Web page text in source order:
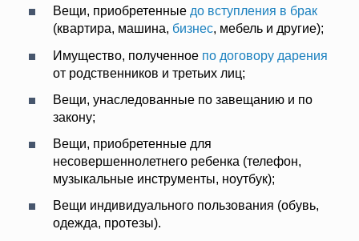
Вещи, приобретенные до вступления в брак
(квартира, машина, бизнес, мебель и другие);
Имущество, полученное по договору дарения
от родственников и третьих лиц;
Вещи, унаследованные по завещанию и по
закону;
Вещи, приобретенные для
несовершеннолетнего ребенка (телефон,
музыкальные инструменты, ноутбук);
Вещи индивидуального пользования (обувь,
одежда, протезы).